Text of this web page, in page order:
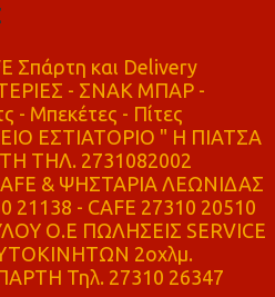
Σπάρτη και Delivery
- ΣΝΑΚ ΜΠΑΡ -
- Μπεκέτες - Πίτες
ΕΣΤΙΑΤΟΡΙΟ " Η ΠΙΑΤΣΑ
ΤΗΛ. 2731082002
& ΨΗΣΤΑΡΙΑ ΛΕΩΝΙΔΑΣ
- CAFE 27310 20510
Ο.Ε ΠΩΛΗΣΕΙΣ SERVICE
2οχλμ.
Τηλ. 27310 26347